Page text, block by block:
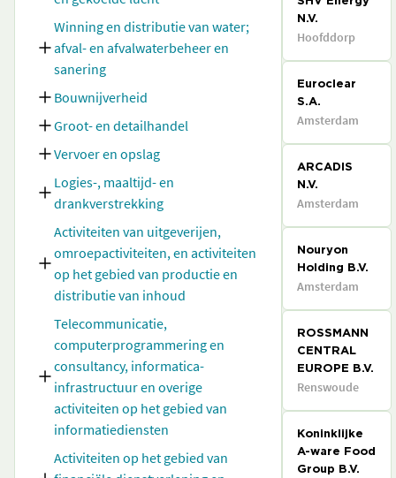
Winning en distributie van water;
afval- en afvalwaterbeheer en
sanering
Bouwnijverheid
Groot- en detailhandel
Vervoer en opslag
Logies-, maaltijd- en
drankverstrekking
Activiteiten van uitgeverijen,
omroepactiviteiten, en activiteiten
op het gebied van productie en
distributie van inhoud
Telecommunicatie,
computerprogrammering en
consultancy, informatica-
infrastructuur en overige
activiteiten op het gebied van
informatiediensten
Activiteiten op het gebied van
N.V.
Hoofddorp
Euroclear
S.A.
Amsterdam
ARCADIS
N.V.
Amsterdam
Nouryon
Holding B.V.
Amsterdam
ROSSMANN
CENTRAL
EUROPE B.V.
Renswoude
Koninklijke
A-ware Food
Group B.V.